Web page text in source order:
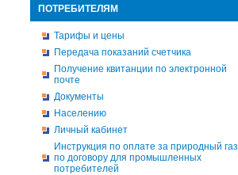
ПОТРЕБИТЕЛЯМ
Тарифы и цены
Передача показаний счетчика
Получение квитанции по электронной
почте
Документы
Населению
Личный кабинет
Инструкция по оплате за природный газ
по договору для промышленных
потребителей